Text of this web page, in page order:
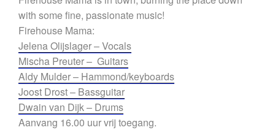
with some fine, passionate music!
Firehouse Mama:
Jelena Olijslager – Vocals
Mischa Preuter – Guitars
Aldy Mulder – Hammond/keyboards
Joost Drost – Bassguitar
Dwain van Dijk – Drums
Aanvang 16.00 uur vrij toegang.